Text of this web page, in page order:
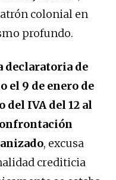
colonial en
profundo.
declaratoria de
el 9 de enero de
del IVA del 12 al
, excusa
crediticia